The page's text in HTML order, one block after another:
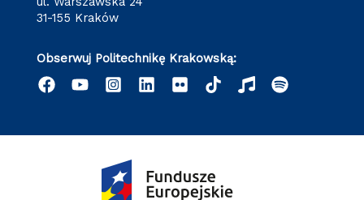
31-155 Kraków
Obserwuj Politechnikę Krakowską: